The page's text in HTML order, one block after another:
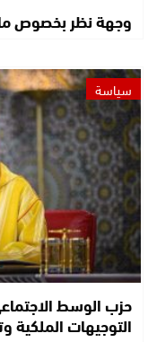
وجهة نظر بخصوص
سياسة
حزب الوسط
التوجيهات الملكية